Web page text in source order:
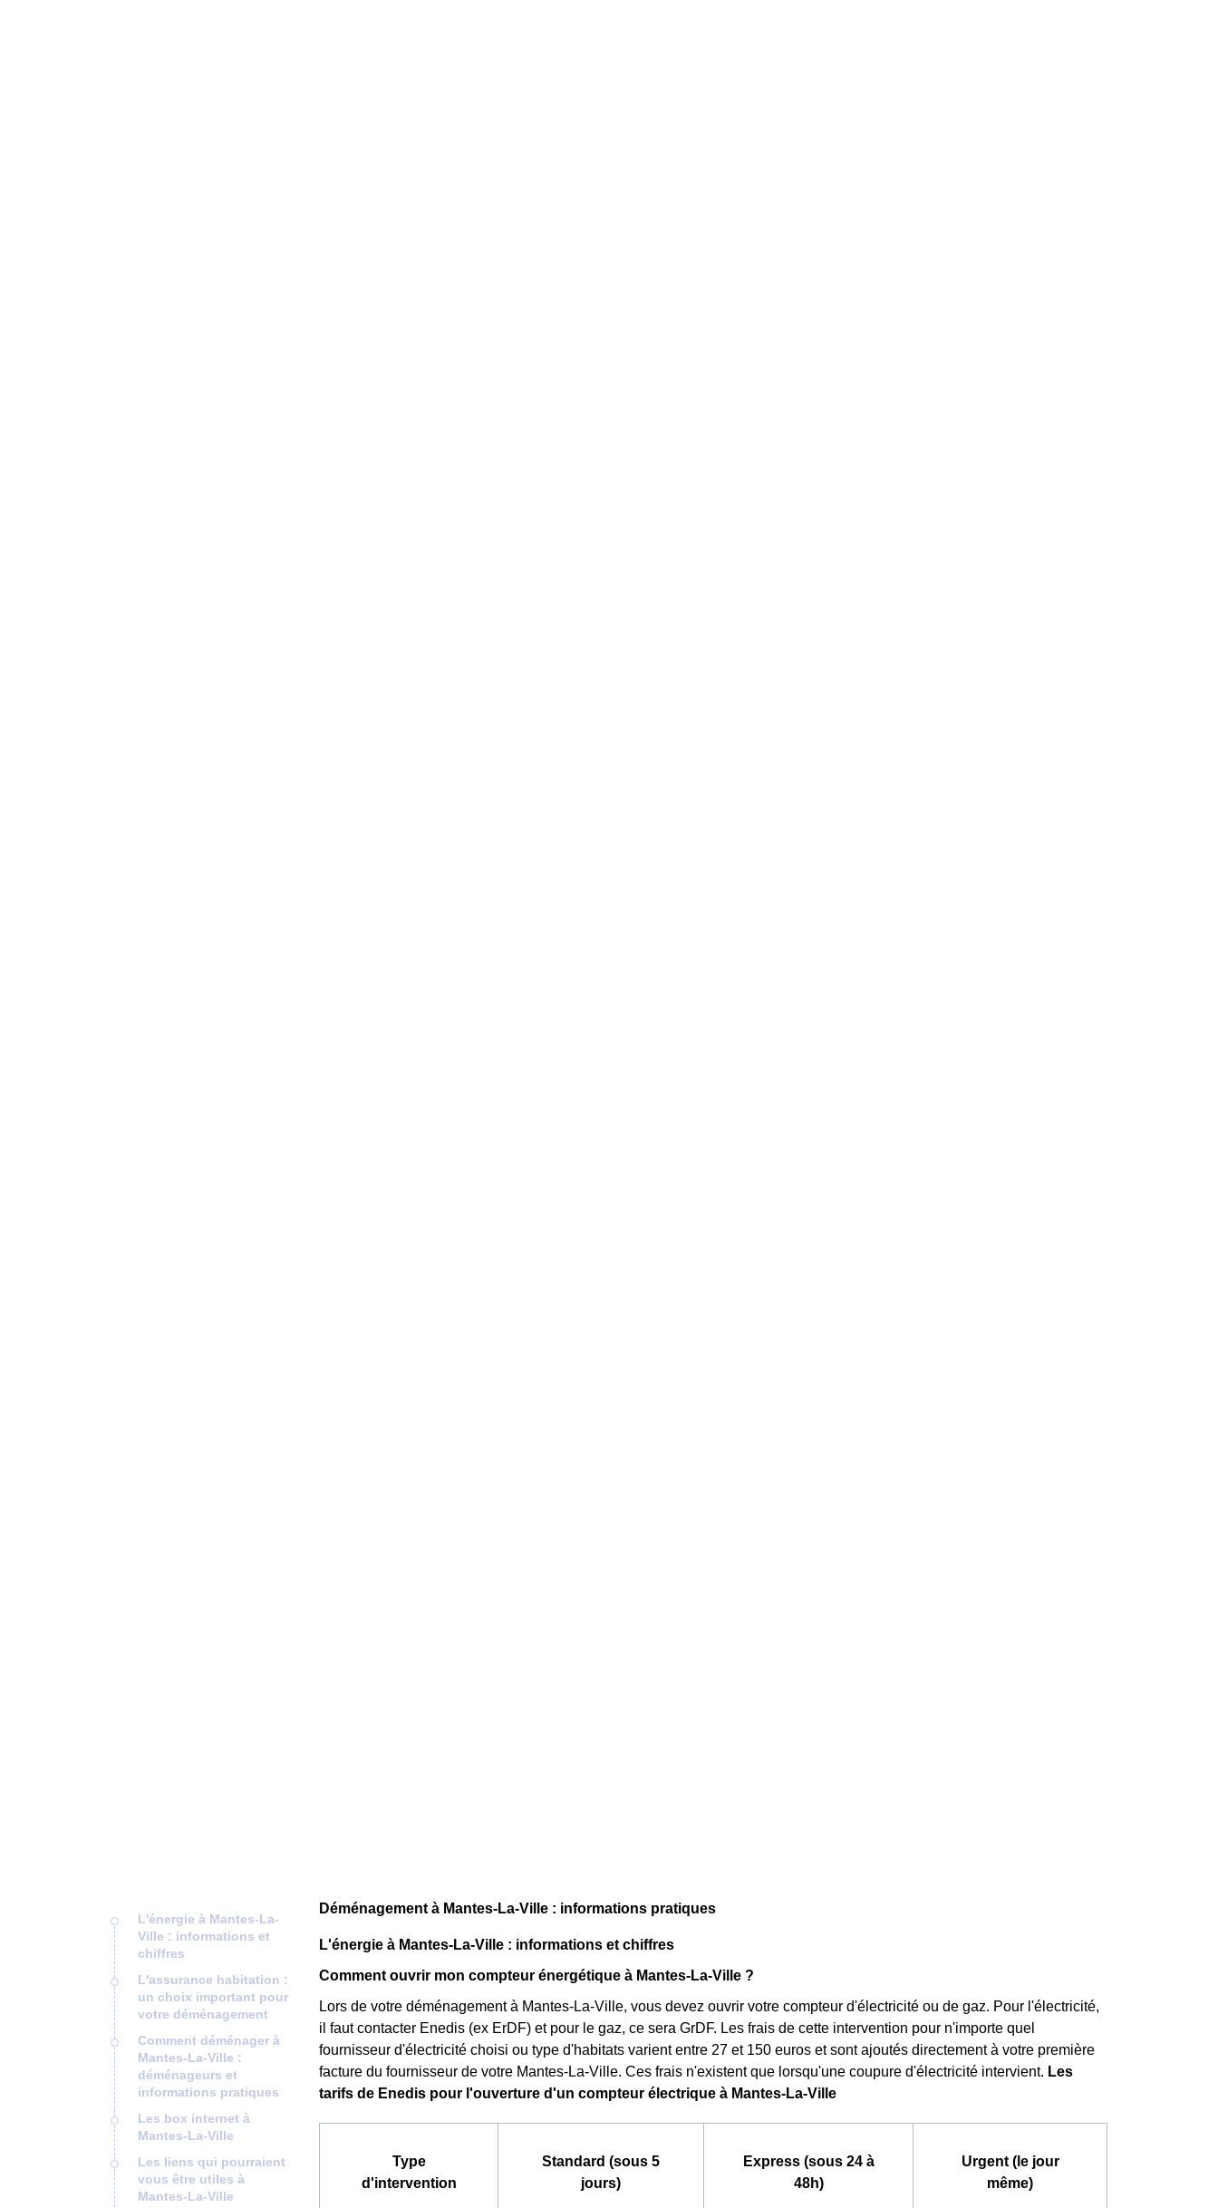
L'énergie à Mantes-La-
Ville : informations et
chiffres
L'assurance habitation :
un choix important pour
votre déménagement
Comment déménager à
Mantes-La-Ville :
déménageurs et
informations pratiques
Les box internet à
Mantes-La-Ville
Les liens qui pourraient
vous être utiles à
Mantes-La-Ville
Déménagement à Mantes-La-Ville : informations pratiques
L'énergie à Mantes-La-Ville : informations et chiffres
Comment ouvrir mon compteur énergétique à Mantes-La-Ville ?
Lors de votre déménagement à Mantes-La-Ville, vous devez ouvrir votre compteur d'électricité ou de gaz. Pour l'électricité,
il faut contacter Enedis (ex ErDF) et pour le gaz, ce sera GrDF. Les frais de cette intervention pour n'importe quel
fournisseur d'électricité choisi ou type d'habitats varient entre 27 et 150 euros et sont ajoutés directement à votre première
facture du fournisseur de votre Mantes-La-Ville. Ces frais n'existent que lorsqu'une coupure d'électricité intervient. Les
tarifs de Enedis pour l'ouverture d'un compteur électrique à Mantes-La-Ville
Type
d'intervention
Standard (sous 5
jours)
Express (sous 24 à
48h)
Urgent (le jour
même)